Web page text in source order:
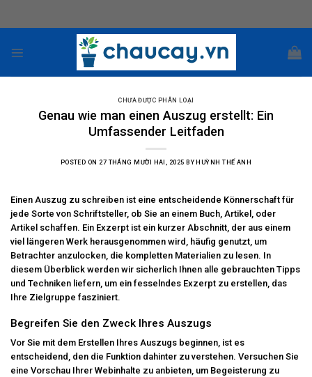
CHƯA ĐƯỢC PHÂN LOẠI
Genau wie man einen Auszug erstellt: Ein
Umfassender Leitfaden
POSTED ON27 THÁNG MƯỜI HAI, 2025 BY HUỲNH THẾ ANH
Einen Auszug zu schreiben ist eine entscheidende Könnerschaft für
jede Sorte von Schriftsteller, ob Sie an einem Buch, Artikel, oder
Artikel schaffen. Ein Exzerpt ist ein kurzer Abschnitt, der aus einem
viel längeren Werk herausgenommen wird, häufig genutzt, um
Betrachter anzulocken, die kompletten Materialien zu lesen. In
diesem Überblick werden wir sicherlich Ihnen alle gebrauchten Tipps
und Techniken liefern, um ein fesselndes Exzerpt zu erstellen, das
Ihre Zielgruppe fasziniert.
Begreifen Sie den Zweck Ihres Auszugs
Vor Sie mit dem Erstellen Ihres Auszugs beginnen, ist es
entscheidend, den die Funktion dahinter zu verstehen. Versuchen Sie
eine Vorschau Ihrer Webinhalte zu anbieten, um Begeisterung zu